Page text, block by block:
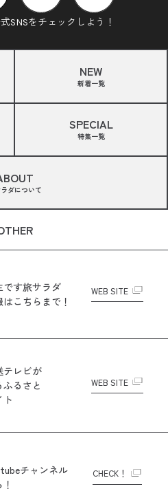
SNSをチェックしよう！
NEW
新着一覧
SPECIAL
特集一覧
ダについて
です旅サラダ
こちらまで！
WEB SITE
テレビが
ふるさと
ト
WEB SITE
チャンネル
CHECK！